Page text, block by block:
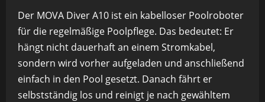
Der MOVA Diver A10 ist ein kabelloser Poolroboter
für die regelmäßige Poolpflege. Das bedeutet: Er
hängt nicht dauerhaft an einem Stromkabel,
sondern wird vorher aufgeladen und anschließend
einfach in den Pool gesetzt. Danach fährt er
selbstständig los und reinigt je nach gewähltem